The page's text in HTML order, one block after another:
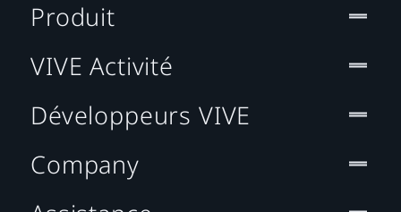
Produit
VIVE Activité
Développeurs VIVE
Company